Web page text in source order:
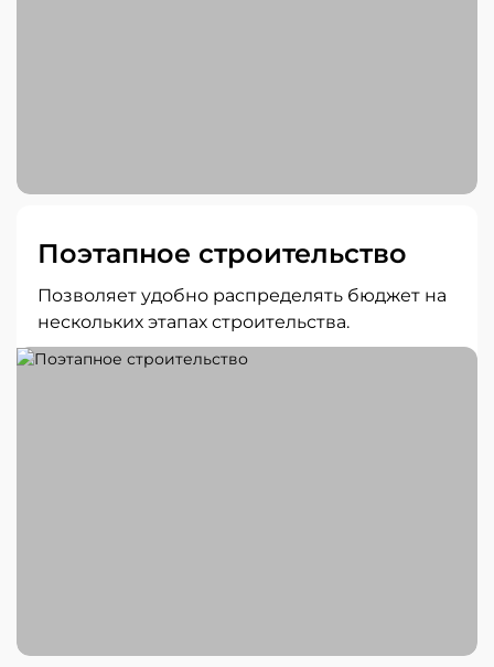
Поэтапное строительство
Позволяет удобно распределять бюджет на
нескольких этапах строительства.